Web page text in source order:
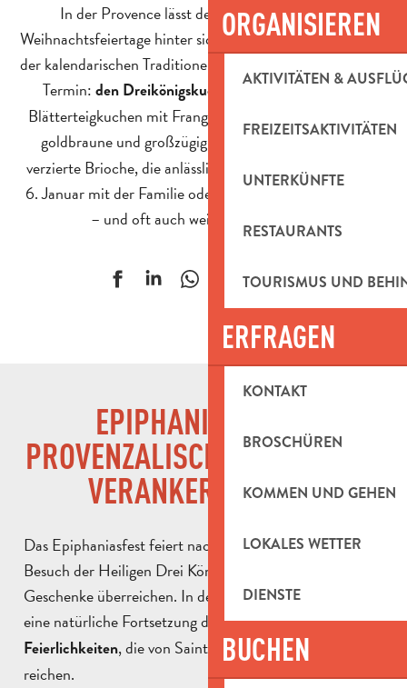
ORGANISIEREN
AKTIVITÄTEN &
FREIZEITSAKTIVITÄTEN
UNTERKÜNFTE
RESTAURANTS
TOURISMUS UND
ERFRAGEN
KONTAKT
BROSCHÜREN
KOMMEN UND GEHEN
LOKALES WETTER
DIENSTE
BUCHEN
In der Provence lässt der Januar nicht nur die
Weihnachtsfeiertage hinter sich. Er verlängert den Zauber
der kalendarischen Traditionen um einen unumgänglichen
Termin: den Dreikönigskuchen
. Hier gibt es keinen
Blätterteigkuchen mit Frangipane, sondern eine saftige,
goldbraune und großzügig mit
kandierten Früchten
verzierte Brioche, die anlässlich des Dreikönigsfestes am
6. Januar mit der Familie oder mit Freunden geteilt wird
– und oft auch weit darüber hinaus.
Ajouter aux
EPIPHANIE: EIN IM
PROVENZALISCHEN KALENDER
VERANKERTES FEST
Das Epiphaniasfest feiert nach christlicher Tradition den
Besuch der Heiligen Drei Könige, die dem Jesuskind ihre
Geschenke überreichen. In der Provence ist dieses Fest
eine natürliche Fortsetzung derkalendarischen
Feierlichkeiten, die von Sainte-Barbe bis Lichtmess
reichen.